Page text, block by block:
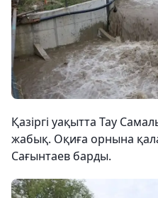
Қазіргі уақытта Тау
жабық. Оқиға орнына
Сағынтаев барды.